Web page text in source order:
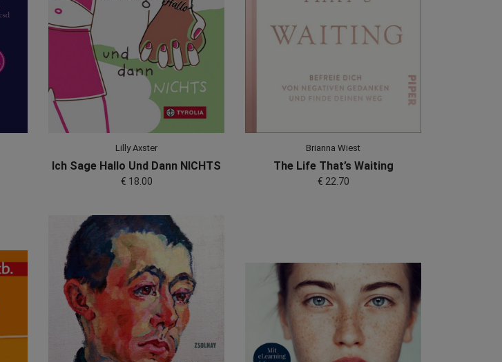
Lilly Axster
Ich Sage Hallo Und Dann NICHTS
€ 18.00
Brianna Wiest
The Life That’s Waiting
€ 22.70